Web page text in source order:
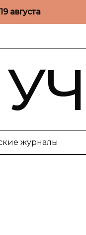
19 августа
журналы